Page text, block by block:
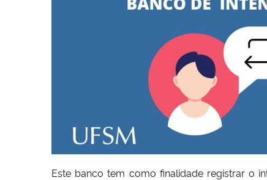
Este banco tem como finalidade registrar o